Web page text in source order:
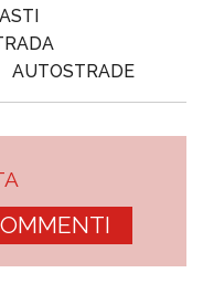
AUTOSTRADE